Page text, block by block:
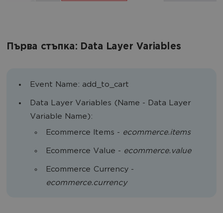
Първа стъпка: Data Layer Variables
Event Name: add_to_cart
Data Layer Variables (Name - Data Layer
Variable Name):
Ecommerce Items - ecommerce.items
Ecommerce Value - ecommerce.value
Ecommerce Currency -
ecommerce.currency